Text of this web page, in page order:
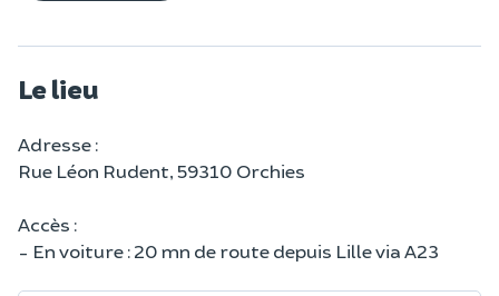
Le lieu
Adresse :
Rue Léon Rudent, 59310 Orchies
Accès :
- En voiture : 20 mn de route depuis Lille via A23